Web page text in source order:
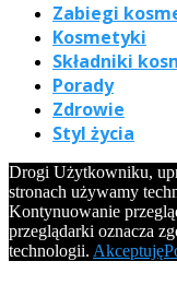
Zabiegi
Kosmetyki
Składniki
Porady
Zdrowie
Styl życia
Drogi Użytkowniku,
stronach używamy
Kontynuowanie
przeglądarki oznacza
technologii. Akceptuję